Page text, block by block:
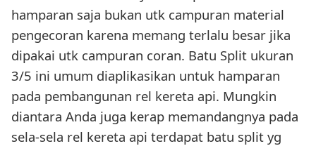
hamparan saja bukan utk campuran material
pengecoran karena memang terlalu besar jika
dipakai utk campuran coran. Batu Split ukuran
3/5 ini umum diaplikasikan untuk hamparan
pada pembangunan rel kereta api. Mungkin
diantara Anda juga kerap memandangnya pada
sela-sela rel kereta api terdapat batu split yg